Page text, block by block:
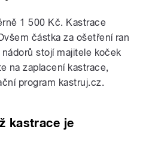
1 500 Kč. Kastrace
částka za ošetření ran
stojí majitele koček
na zaplacení kastrace,
program kastruj.cz.
kastrace je